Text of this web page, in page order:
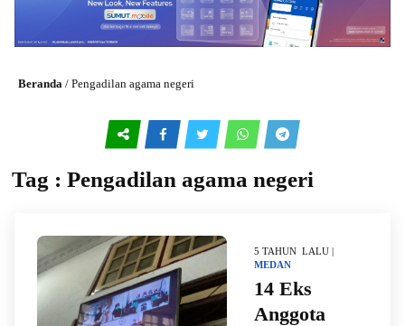
Beranda / Pengadilan agama negeri
Tag : Pengadilan agama negeri
5 TAHUN LALU |
MEDAN
14 Eks
Anggota